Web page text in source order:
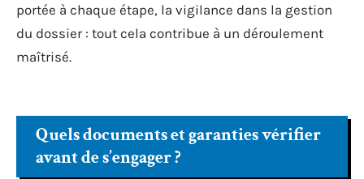
portée à chaque étape, la vigilance dans la gestion
du dossier : tout cela contribue à un déroulement
maîtrisé.
Quels documents et garanties vérifier
avant de s’engager ?